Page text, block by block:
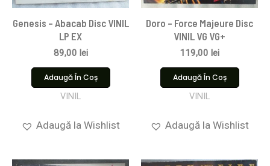
Genesis – Abacab Disc VINIL
LP EX
89,00 lei
Adaugă În Coș
VINIL
Adaugă la Wishlist
Doro – Force Majeure Disc
VINIL VG VG+
119,00 lei
Adaugă În Coș
VINIL
Adaugă la Wishlist